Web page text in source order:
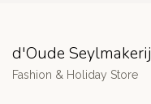
d'Oude Seylmakerij
Fashion & Holiday Store